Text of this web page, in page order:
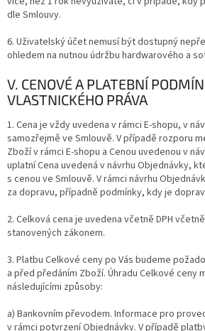
dle Smlouvy.
6. Uživatelský účet nemusí být dostupný
ohledem na nutnou údržbu hardwarového a
V. CENOVÉ A PLATEBNÍ
VLASTNICKÉHO PRÁVA
1. Cena je vždy uvedena v rámci E-shopu, v
samozřejmě ve Smlouvě. V případě rozporu
Zboží v rámci E-shopu a Cenou uvedenou v
uplatní Cena uvedená v návrhu Objednávky,
s cenou ve Smlouvě. V rámci návrhu
za dopravu, případně podmínky, kdy je
2. Celková cena je uvedena včetně DPH
stanovených zákonem.
3. Platbu Celkové ceny po Vás budeme
a před předáním Zboží. Úhradu Celkové ceny
následujícími způsoby:
a) Bankovním převodem. Informace pro
v rámci potvrzení Objednávky. V případě